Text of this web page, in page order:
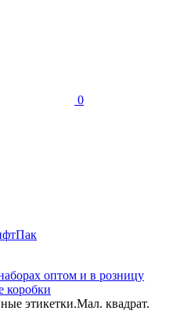
0
оптом и в розницу
коробки
этикетки.Мал. квадрат.